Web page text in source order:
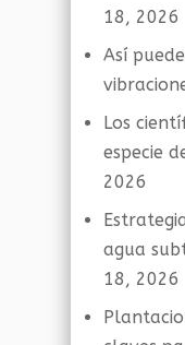
18, 2026
Así
Los
especie
2026
agua
18, 2026